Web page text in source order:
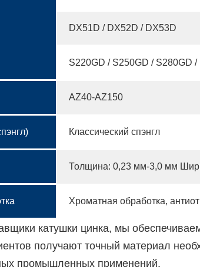
DX51D / DX52D / DX53D
S220GD / S250GD / S280GD
AZ40-AZ150
Классический спэнгл
Толщина: 0,23 мм-3,0 мм
Хроматная обработка,
катушки цинка, мы
получают точный материал
промышленных применений.